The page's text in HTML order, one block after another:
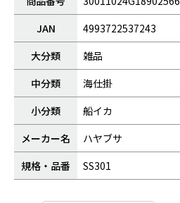
JAN
4993722537243
大分類
雑品
中分類
海仕掛
小分類
船イカ
メーカー名
ハヤブサ
規格・品番
SS301